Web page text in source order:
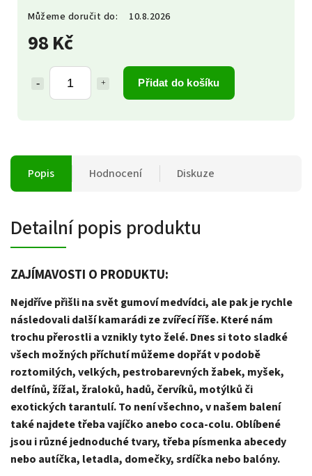
98 Kč
Přidat do košíku
Můžeme doručit do:
10.8.2026
Popis Hodnocení Diskuze
Detailní popis produktu
ZAJÍMAVOSTI O PRODUKTU:
Nejdříve přišli na svět gumoví medvídci, ale pak je rychle
následovali další kamarádi ze zvířecí říše. Které nám
trochu přerostli a vznikly tyto želé. Dnes si toto sladké
všech možných příchutí můžeme dopřát v podobě
roztomilých, velkých, pestrobarevných žabek, myšek,
delfínů, žížal, žraloků, hadů, červíků, motýlků či
exotických tarantulí. To není všechno, v našem balení
také najdete třeba vajíčko anebo coca-colu. Oblíbené
jsou i různé jednoduché tvary, třeba písmenka abecedy
nebo autíčka, letadla, domečky, srdíčka nebo balóny.